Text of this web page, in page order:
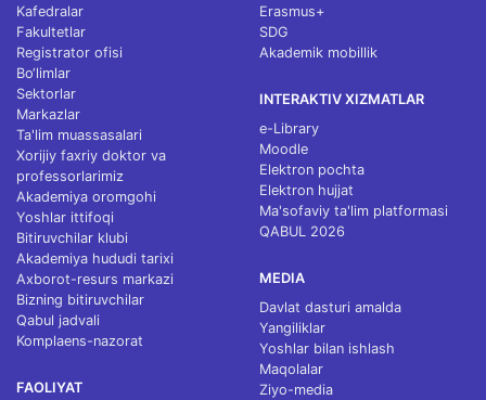
Kafedralar
Fakultetlar
Registrator ofisi
Bo‘limlar
Sektorlar
Markazlar
Ta'lim muassasalari
Xorijiy faxriy doktor va
professorlarimiz
Akademiya oromgohi
Yoshlar ittifoqi
Bitiruvchilar klubi
Akademiya hududi tarixi
Axborot-resurs markazi
Bizning bitiruvchilar
Qabul jadvali
Komplaens-nazorat
FAOLIYAT
Erasmus+
SDG
Akademik mobillik
INTERAKTIV XIZMATLAR
e-Library
Moodle
Elektron pochta
Elektron hujjat
Ma'sofaviy ta'lim platformasi
QABUL 2026
MEDIA
Davlat dasturi amalda
Yangiliklar
Yoshlar bilan ishlash
Maqolalar
Ziyo-media